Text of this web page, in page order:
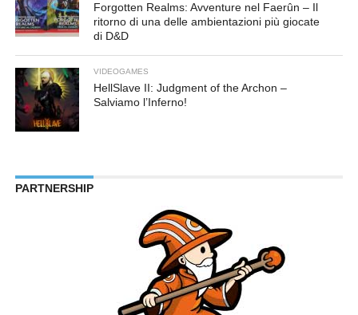
Forgotten Realms: Avventure nel Faerûn – Il
ritorno di una delle ambientazioni più giocate
di D&D
VIDEOGAMES
HellSlave II: Judgment of the Archon –
Salviamo l’Inferno!
PARTNERSHIP